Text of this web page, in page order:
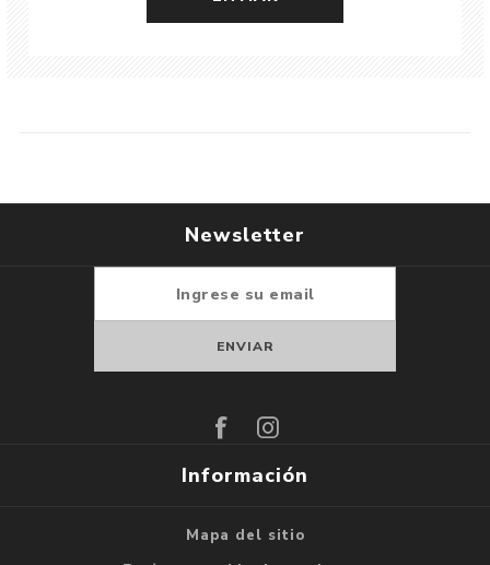
Newsletter
Información
Mapa del sitio